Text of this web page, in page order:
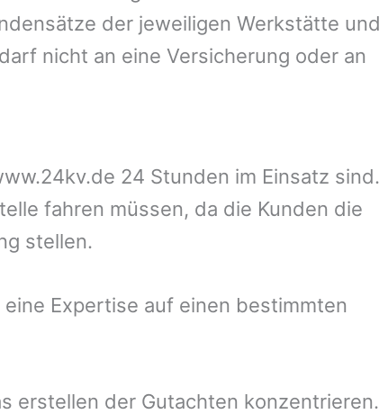
der jeweiligen Werkstätte und
nicht an eine Versicherung oder an
24 Stunden im Einsatz sind.
fahren müssen, da die Kunden die
stellen.
Expertise auf einen bestimmten
erstellen der Gutachten konzentrieren.